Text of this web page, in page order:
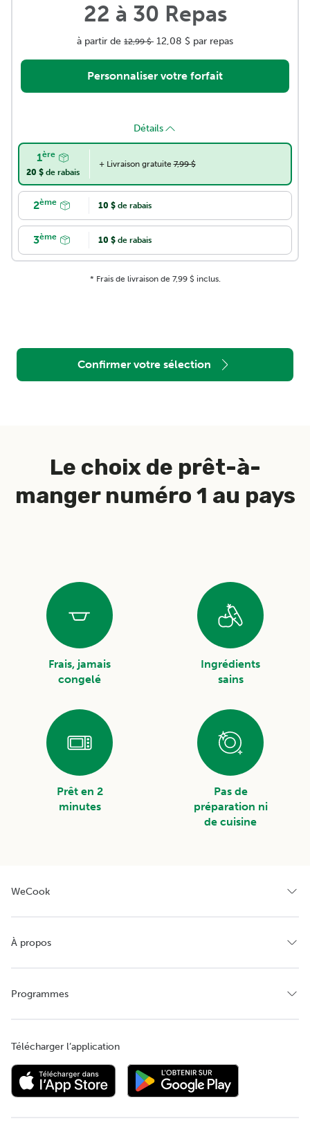
22 à 30 Repas
à partir de 12,99 $ 12,08 $ par repas
Personnaliser votre forfait
Repas familial
29,95 $ 28,45 $par repas
ère
Détails
1ère
20 $ de rabais
+ Livraison gratuite7,99 $
2ème 10 $ de rabais
3ème 10 $ de rabais
* Frais de livraison de 7,99 $ inclus.
Confirmer votre sélection
Le choix de prêt-à-
manger numéro 1 au pays
Frais, jamais
congelé
Ingrédients
sains
Prêt en 2
minutes
Pas de
préparation ni
de cuisine
WeCook
À propos
Programmes
Télécharger l’application